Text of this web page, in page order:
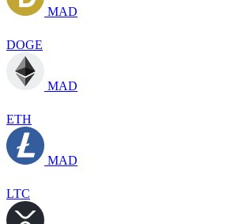
MAD
DOGE
MAD
ETH
MAD
LTC